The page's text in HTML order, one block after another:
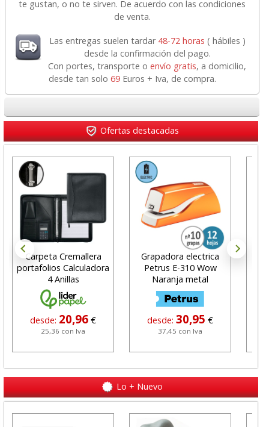
te gustan, o no te sirven. De acuerdo con las condiciones
de venta.
Las entregas suelen tardar 48-72 horas ( hábiles )
desde la confirmación del pago.
Con portes, transporte oenvío gratis, a domicilio,
desde tan solo 69Euros + Iva, de compra.
Ofertas destacadas
Carpeta Cremallera
portafolios Calculadora
4 Anillas
desde: 20,96 €
25,36 con Iva
Grapadora electrica
Petrus E-310 Wow
Naranja metal
desde:30,95 €
37,45 con Iva
Lo + Nuevo